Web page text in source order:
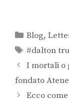
Blog,
#dalton
I mortali o
fondato
Ecco